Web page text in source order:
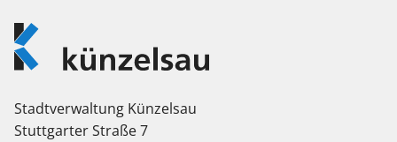
Logo
Künzelsau
Stadtverwaltung Künzelsau
Stuttgarter Straße 7